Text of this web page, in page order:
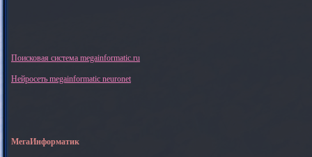
Поисковая система megainformatic.ru
Нейросеть megainformatic neuronet
МегаИнформатик